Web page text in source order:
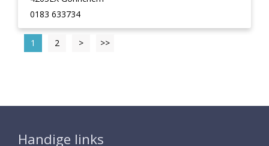
0183 633734
1 2 > >>
Handige links